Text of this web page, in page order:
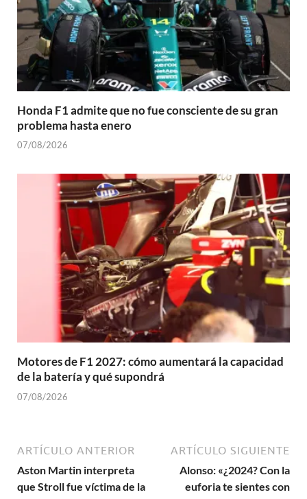
Honda F1 admite que no fue consciente de su gran
problema hasta enero
07/08/2026
Motores de F1 2027: cómo aumentará la capacidad
de la batería y qué supondrá
07/08/2026
ARTÍCULO ANTERIOR
Aston Martin interpreta
que Stroll fue víctima de la
ARTÍCULO SIGUIENTE
Alonso: «¿2024? Con la
euforia te sientes con